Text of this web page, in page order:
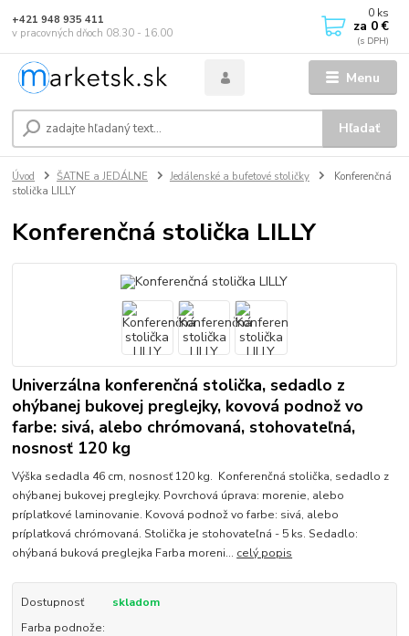
Menu
Hľadať
+421 948 935 411
v pracovných dňoch 08.30 - 16.00
0 ks
za 0 €
Úvod ŠATNE a JEDÁLNE Jedálenské a bufetové stoličky
Konferenčná
stolička LILLY
Konferenčná stolička LILLY
Univerzálna konferenčná stolička, sedadlo z
ohýbanej bukovej preglejky, kovová podnož vo
farbe: sivá, alebo chrómovaná, stohovateľná,
nosnosť 120 kg
Výška sedadla 46 cm, nosnosť 120 kg. Konferenčná stolička, sedadlo z
ohýbanej bukovej preglejky. Povrchová úprava: morenie, alebo
príplatkové laminovanie. Kovová podnož vo farbe: sivá, alebo
príplatková chrómovaná. Stolička je stohovateľná - 5 ks. Sedadlo:
ohýbaná buková preglejka Farba moreni... celý popis
Dostupnosť
skladom
Farba podnože: